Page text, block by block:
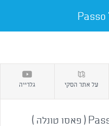
Passo
על אתר הסקי גלרייה
חבילת הסקי ב- Passo Tonale ( פאסו טונלה )